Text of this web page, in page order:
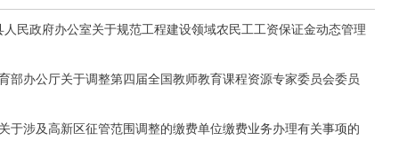
人民政府办公室关于规范工程建设领域农民工工资保证金动态管理
部办公厅关于调整第四届全国教师教育课程资源专家委员会委员
于涉及高新区征管范围调整的缴费单位缴费业务办理有关事项的